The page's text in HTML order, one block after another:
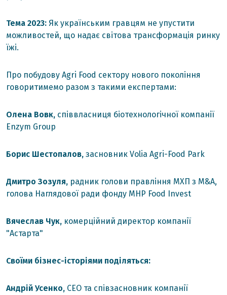
Тема 2023: Як українським гравцям не упустити
можливостей, що надає світова трансформація ринку
їжі.
Про побудову Agri Food сектору нового покоління
говоритимемо разом з такими експертами:
Олена Вовк, співвласниця біотехнологічної компанії
Enzym Group
Борис Шестопалов, засновник Volia Agri-Food Park
Дмитро Зозуля, радник голови правління МХП з M&A,
голова Наглядової ради фонду MHP Food Invest
Вячеслав Чук, комерційний директор компанії
"Астарта"
Своїми бізнес-історіями поділяться:
Андрій Усенко, CEO та співзасновник компанії